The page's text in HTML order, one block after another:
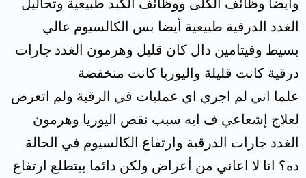
الغدد الدرقية طبيعية أيضا بس الكالسيوم عالي
بسيط وفيتامين دال كان قليل وهرمون الغدد جارات
درقية كانت قليلة واليوريا كانت منخفضة
علما اني لم اجري اي عمليات في الرقبة ولم اتعرض
لعلاج إشعاعي ف ايه سبب نقص اليوريا وهرمون
الغدد جارات الدرقية وارتفاع الكالسيوم في الحالة
ده؟ انا لا اعاني من أعراض ولكن دائما بيتطلع ارتفاع